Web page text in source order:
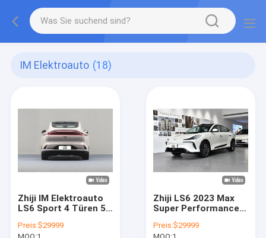
IM Elektroauto (18)
Zhiji IM Elektroauto
LS6 Sport 4 Türen 5
Langstrecken-Neue
Preis:$29999
Zhiji LS6 2023 Max
Super Performance
Elektroauto 787 PS
Preis:$29999